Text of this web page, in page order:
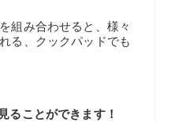
組み合わせると、様々
る、クックパッドでも
ることができます！